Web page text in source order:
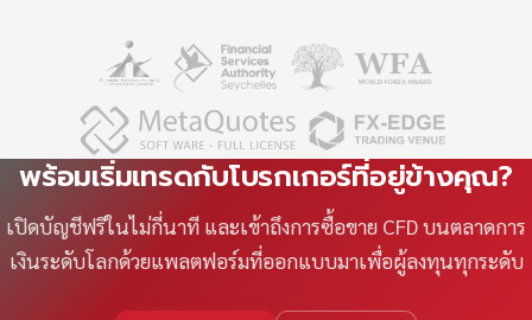
พร้อมเริ่มเทรดกับโบรกเกอร์ที่อยู่ข้างคุณ?
เปิดบัญชีฟรีในไม่กี่นาที และเข้าถึงการซื้อขาย CFD บนตลาดการ
เงินระดับโลกด้วยแพลตฟอร์มที่ออกแบบมาเพื่อผู้ลงทุนทุกระดับ